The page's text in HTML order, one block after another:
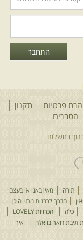
פרטיות
תקנון
הסברים
תורה
מאין באנו או בעצם
הדרך לרבנות מתי והיכן
כלה
הכרויות LOVELY
תיבת דואר בוואלה
איך